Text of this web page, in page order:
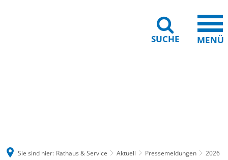
SUCHE MENÜ
Sie sind hier: Rathaus & Service Aktuell Pressemeldungen
2026